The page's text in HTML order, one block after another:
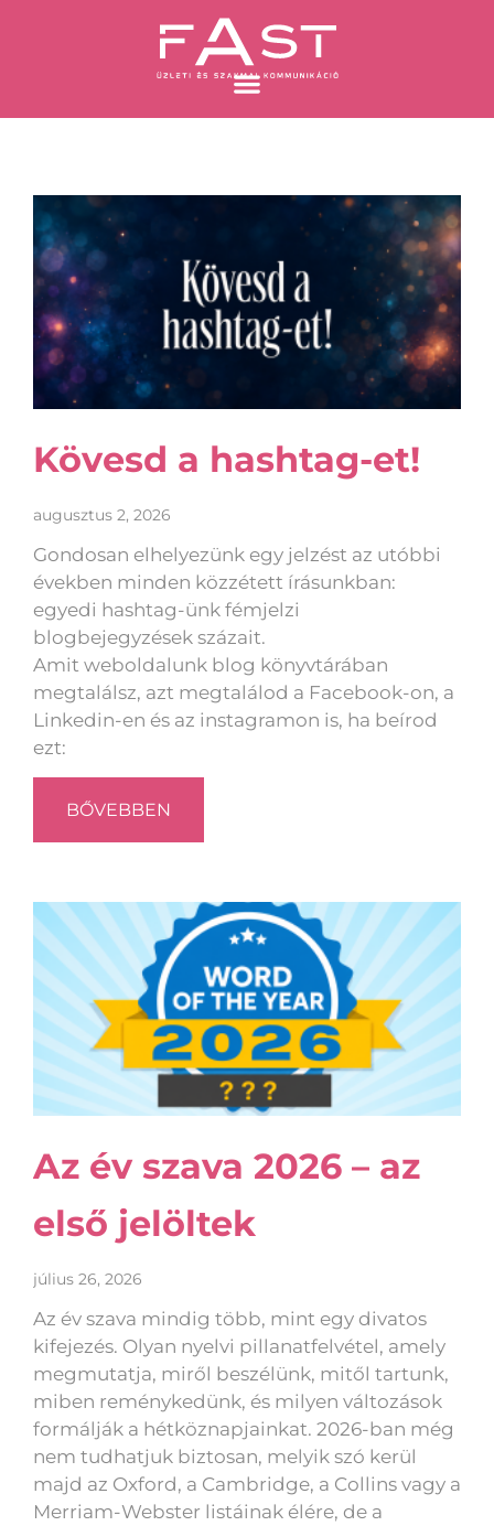
Kövesd a hashtag-et!
augusztus 2, 2026
Gondosan elhelyezünk egy jelzést az utóbbi
években minden közzétett írásunkban:
egyedi hashtag-ünk fémjelzi
blogbejegyzések százait.
Amit weboldalunk blog könyvtárában
megtalálsz, azt megtalálod a Facebook-on, a
Linkedin-en és az instagramon is, ha beírod
ezt:
BŐVEBBEN
Az év szava 2026 – az
első jelöltek
július 26, 2026
Az év szava mindig több, mint egy divatos
kifejezés. Olyan nyelvi pillanatfelvétel, amely
megmutatja, miről beszélünk, mitől tartunk,
miben reménykedünk, és milyen változások
formálják a hétköznapjainkat. 2026-ban még
nem tudhatjuk biztosan, melyik szó kerül
majd az Oxford, a Cambridge, a Collins vagy a
Merriam-Webster listáinak élére, de a